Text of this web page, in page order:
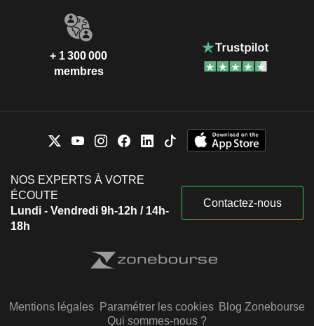
+ 1 300 000
membres
NOS EXPERTS À VOTRE
ÉCOUTE
Lundi - Vendredi 9h-12h / 14h-
18h
Contactez-nous
Mentions légales Paramétrer les cookies Blog Zonebourse
Qui sommes-nous ?